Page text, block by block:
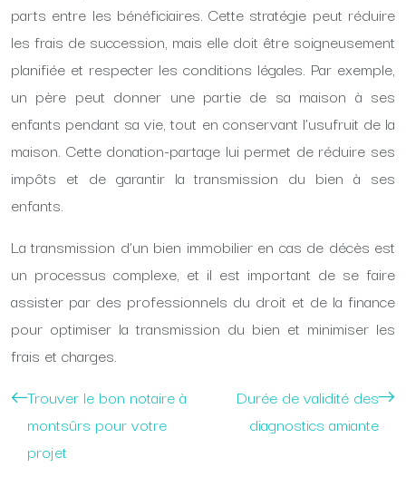
parts entre les bénéficiaires. Cette stratégie peut réduire
les frais de succession, mais elle doit être soigneusement
planifiée et respecter les conditions légales. Par exemple,
un père peut donner une partie de sa maison à ses
enfants pendant sa vie, tout en conservant l’usufruit de la
maison. Cette donation-partage lui permet de réduire ses
impôts et de garantir la transmission du bien à ses
enfants.
La transmission d’un bien immobilier en cas de décès est
un processus complexe, et il est important de se faire
assister par des professionnels du droit et de la finance
pour optimiser la transmission du bien et minimiser les
frais et charges.
Trouver le bon notaire à
montsûrs pour votre
projet
Durée de validité des
diagnostics amiante